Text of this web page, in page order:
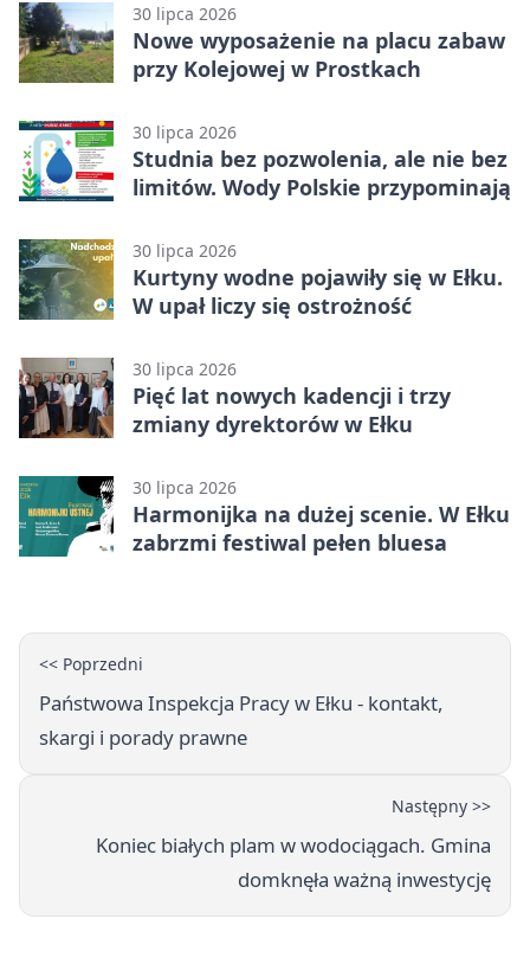
30 lipca 2026
Nowe wyposażenie na placu zabaw
przy Kolejowej w Prostkach
30 lipca 2026
Studnia bez pozwolenia, ale nie bez
limitów. Wody Polskie przypominają
30 lipca 2026
Kurtyny wodne pojawiły się w Ełku.
W upał liczy się ostrożność
30 lipca 2026
Pięć lat nowych kadencji i trzy
zmiany dyrektorów w Ełku
30 lipca 2026
Harmonijka na dużej scenie. W Ełku
zabrzmi festiwal pełen bluesa
<< Poprzedni
Państwowa Inspekcja Pracy w Ełku - kontakt,
skargi i porady prawne
Następny >>
Koniec białych plam w wodociągach. Gmina
domknęła ważną inwestycję